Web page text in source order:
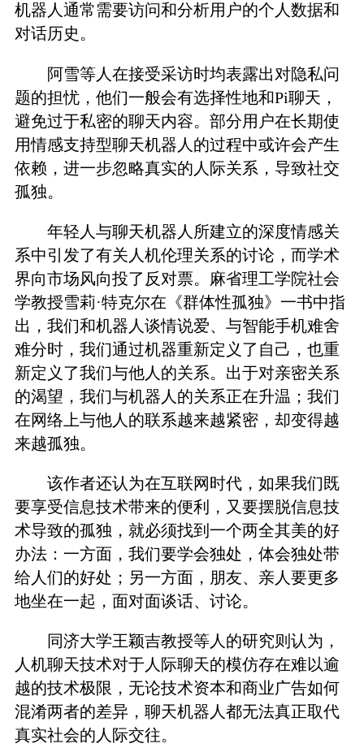
机器人通常需要访问和分析用户的个人数据和
对话历史。
阿雪等人在接受采访时均表露出对隐私问
题的担忧，他们一般会有选择性地和Pi聊天，
避免过于私密的聊天内容。部分用户在长期使
用情感支持型聊天机器人的过程中或许会产生
依赖，进一步忽略真实的人际关系，导致社交
孤独。
年轻人与聊天机器人所建立的深度情感关
系中引发了有关人机伦理关系的讨论，而学术
界向市场风向投了反对票。麻省理工学院社会
学教授雪莉·特克尔在《群体性孤独》一书中指
出，我们和机器人谈情说爱、与智能手机难舍
难分时，我们通过机器重新定义了自己，也重
新定义了我们与他人的关系。出于对亲密关系
的渴望，我们与机器人的关系正在升温；我们
在网络上与他人的联系越来越紧密，却变得越
来越孤独。
该作者还认为在互联网时代，如果我们既
要享受信息技术带来的便利，又要摆脱信息技
术导致的孤独，就必须找到一个两全其美的好
办法：一方面，我们要学会独处，体会独处带
给人们的好处；另一方面，朋友、亲人要更多
地坐在一起，面对面谈话、讨论。
同济大学王颖吉教授等人的研究则认为，
人机聊天技术对于人际聊天的模仿存在难以逾
越的技术极限，无论技术资本和商业广告如何
混淆两者的差异，聊天机器人都无法真正取代
真实社会的人际交往。